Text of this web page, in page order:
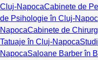
Cluj-NapocaCabinete de
de Psihologie în Cluj-
NapocaCabinete de
Tatuaje în Cluj-Napoca
NapocaSaloane Barber în